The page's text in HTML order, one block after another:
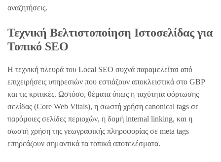
αναζητήσεις.
Τεχνική Βελτιστοποίηση Ιστοσελίδας για
Τοπικό SEO
Η τεχνική πλευρά του Local SEO συχνά παραμελείται από
επιχειρήσεις υπηρεσιών που εστιάζουν αποκλειστικά στο GBP
και τις κριτικές. Ωστόσο, θέματα όπως η ταχύτητα φόρτωσης
σελίδας (Core Web Vitals), η σωστή χρήση canonical tags σε
παρόμοιες σελίδες περιοχών, η δομή internal linking, και η
σωστή χρήση της γεωγραφικής πληροφορίας σε meta tags
επηρεάζουν σημαντικά τα τοπικά αποτελέσματα.